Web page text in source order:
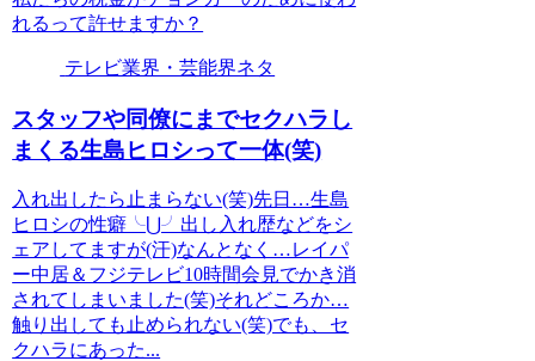
れるって許せますか？
テレビ業界・芸能界ネタ
スタッフや同僚にまでセクハラし
まくる生島ヒロシって一体(笑)
入れ出したら止まらない(笑)先日…生島
ヒロシの性癖╰⋃╯出し入れ歴などをシ
ェアしてますが(汗)なんとなく…レイパ
ー中居＆フジテレビ10時間会見でかき消
されてしまいました(笑)それどころか…
触り出しても止められない(笑)でも、セ
クハラにあった...